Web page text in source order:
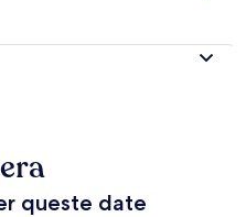
queste date